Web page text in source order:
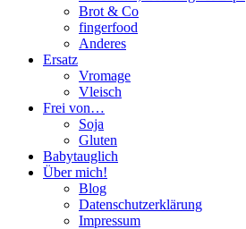
Brot & Co
fingerfood
Anderes
Ersatz
Vromage
Vleisch
Frei von…
Soja
Gluten
Babytauglich
Über mich!
Blog
Datenschutzerklärung
Impressum